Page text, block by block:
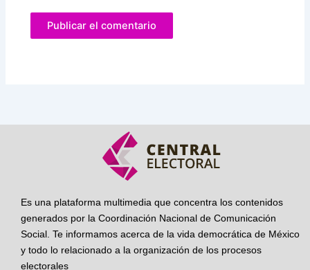
Es una plataforma multimedia que concentra los contenidos
generados por la Coordinación Nacional de Comunicación
Social. Te informamos acerca de la vida democrática de México
y todo lo relacionado a la organización de los procesos
electorales